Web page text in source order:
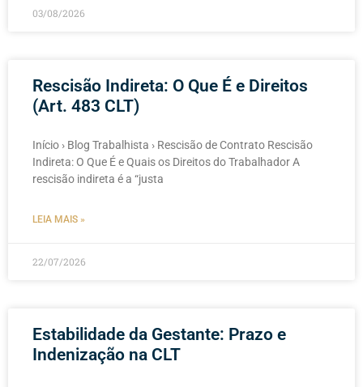
03/08/2026
Rescisão Indireta: O Que É e Direitos
(Art. 483 CLT)
Início › Blog Trabalhista › Rescisão de Contrato Rescisão
Indireta: O Que É e Quais os Direitos do Trabalhador A
rescisão indireta é a “justa
LEIA MAIS »
22/07/2026
Estabilidade da Gestante: Prazo e
Indenização na CLT